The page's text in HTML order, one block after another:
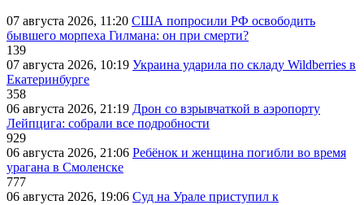
07 августа 2026, 11:20 США попросили РФ освободить
бывшего морпеха Гилмана: он при смерти?
139
07 августа 2026, 10:19 Украина ударила по складу Wildberries в
Екатеринбурге
358
06 августа 2026, 21:19 Дрон со взрывчаткой в аэропорту
Лейпцига: собрали все подробности
929
06 августа 2026, 21:06 Ребёнок и женщина погибли во время
урагана в Смоленске
777
06 августа 2026, 19:06 Суд на Урале приступил к